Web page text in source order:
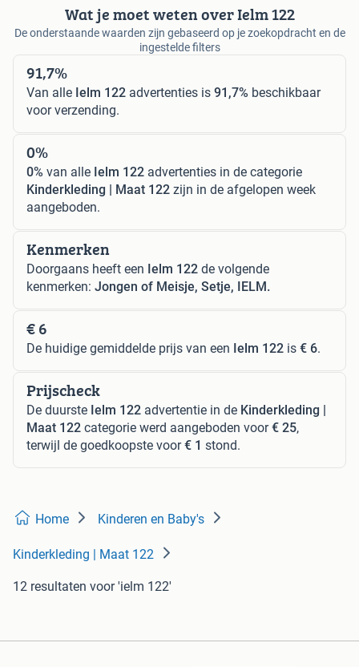
Wat je moet weten over Ielm 122
De onderstaande waarden zijn gebaseerd op je zoekopdracht en de
ingestelde filters
91,7%
Van alle Ielm 122 advertenties is 91,7% beschikbaar
voor verzending.
0%
0% van alle Ielm 122 advertenties in de categorie
Kinderkleding | Maat 122 zijn in de afgelopen week
aangeboden.
Kenmerken
Doorgaans heeft een Ielm 122 de volgende
kenmerken: Jongen of Meisje, Setje, IELM.
€ 6
De huidige gemiddelde prijs van een Ielm 122 is € 6.
Prijscheck
De duurste Ielm 122 advertentie in de Kinderkleding |
Maat 122 categorie werd aangeboden voor€ 25,
terwijl de goedkoopste voor€ 1 stond.
Home Kinderen en Baby's
Kinderkleding | Maat 122
12 resultaten voor 'ielm 122'